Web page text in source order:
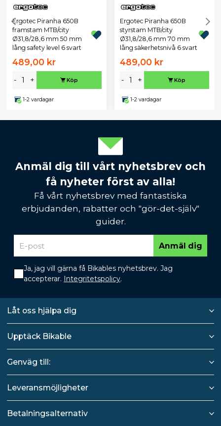
Ergotec Piranha 650B
framstam MTB/city
Ø31,8/28,6 mm 50 mm
lång safety level 6 svart
489,00 kr
- + Köp
1-2 vardagar
Ergotec Piranha 650B
styrstam MTB/city
Ø31,8/28,6 mm 70 mm
lång säkerhetsnivå 6 svart
489,00 kr
- + Köp
1-2 vardagar
Anmäl dig till vårt nyhetsbrev och
få nyheter först av alla!
Få vårt nyhetsbrev med fantastiska
erbjudanden, rabatter och "gör-det-själv"
guider.
Anmäl dig
Ja, jag vill gärna få Bikables nyhetsbrev. Jag
accepterar. Integritetspolicy.
Låt oss hjälpa dig
Upptäck Bikable
Genväg till:
Leveransmöjligheter
Betalningsalternativ